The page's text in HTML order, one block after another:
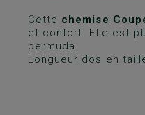
Cette chemise
et confort. Elle est
bermuda.
Longueur dos en